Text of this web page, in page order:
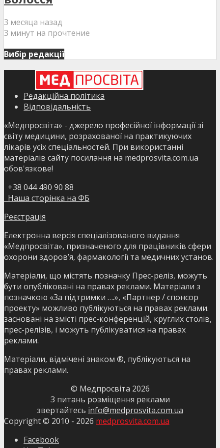
3 месяца назад
3 минут на прочтение
Вибір редакції
Редакційна політика
Відповідальність
«Медпросвіта» - джерело професійної інформації зі
світу медицини, розрахованої на практикуючих
лікарів усіх спеціальностей. При використанні
матеріалів сайту посилання на medprosvita.com.ua
обов'язкове!
+38 044 490 90 88
Наша сторінка на ФБ
Реєстрація
Електронна версія спеціалізованого видання
«Медпросвіта», призначеного для працівників сфери
охорони здоров’я, фармакології та медичних установ.
Матеріали, що містять позначку Прес-реліз, можуть
бути опубліковані на правах реклами. Матеріали з
позначкою «За підтримки ….», «Партнер / спонсор
проекту» можливо публікуються на правах реклами.
засновані на змісті прес-конференцій, круглих столів,
прес-релізів, і можуть публікуватися на правах
реклами.
Матеріали, відмічені знаком ®, публікуються на
правах реклами.
© Медпросвіта 2026
З питань розміщення реклами
звертайтесь info@medprosvita.com.ua
Copyright © 2010 - 2026 medprosvita.com.ua
Facebook